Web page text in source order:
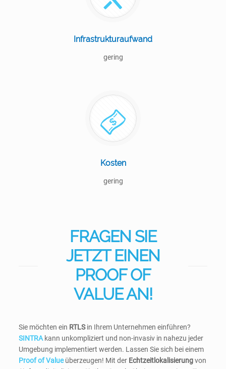
Infrastrukturaufwand
gering
Kosten
gering
FRAGEN SIE
JETZT EINEN
PROOF OF
VALUE AN!
Sie möchten ein RTLSin Ihrem Unternehmen einführen?
SINTRA kann unkompliziert und non-invasiv in nahezu jeder
Umgebung implementiert werden. Lassen Sie sich bei einem
Proof of Valueüberzeugen! Mit der Echtzeitlokalisierungvon